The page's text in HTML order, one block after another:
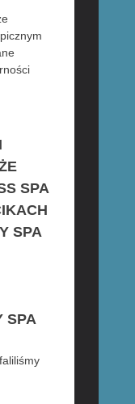
SPA
SPA
SPA